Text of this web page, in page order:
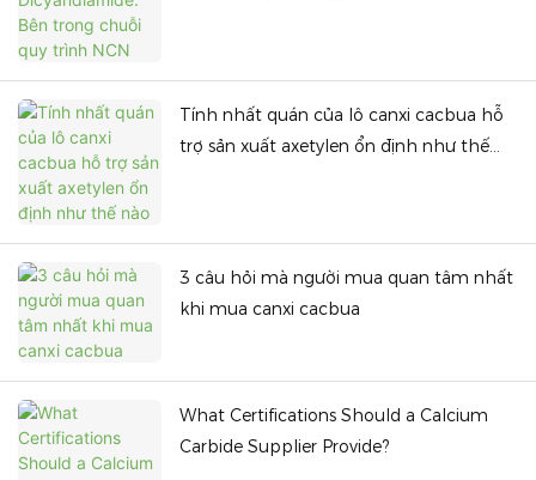
Tính nhất quán của lô canxi cacbua hỗ
trợ sản xuất axetylen ổn định như thế
3 câu hỏi mà người mua quan tâm nhất
khi mua canxi cacbua
What Certifications Should a Calcium
Carbide Supplier Provide?